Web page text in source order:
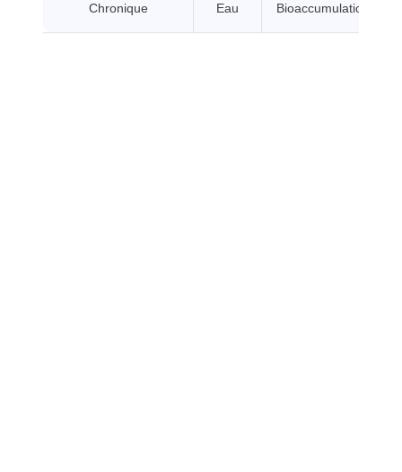
Chronique Eau Bioaccumulation BCF